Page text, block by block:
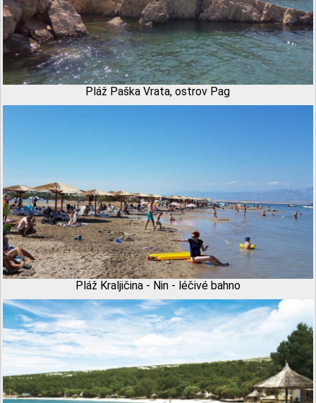
Pláž Paška Vrata, ostrov Pag
Pláž Kraljičina - Nin - léčivé bahno